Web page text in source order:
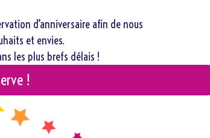
d’anniversaire afin de nous
et envies.
les plus brefs délais !
!